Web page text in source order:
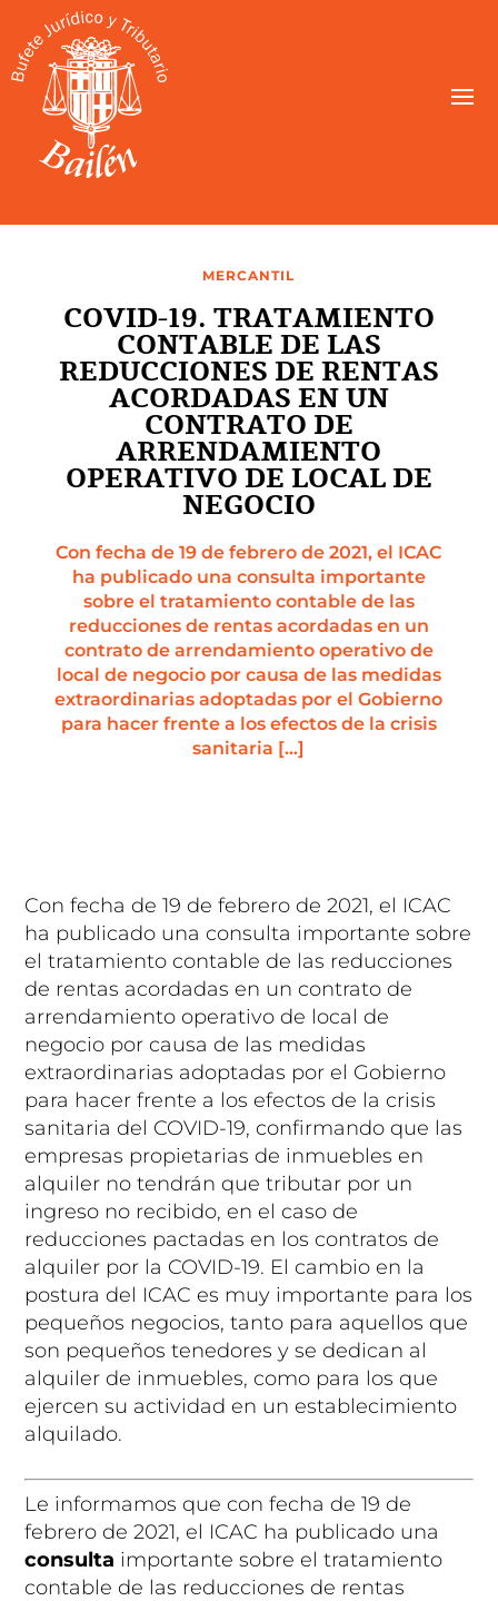
MERCANTIL
COVID-19. TRATAMIENTO
CONTABLE DE LAS
REDUCCIONES DE RENTAS
ACORDADAS EN UN
CONTRATO DE
ARRENDAMIENTO
OPERATIVO DE LOCAL DE
NEGOCIO
Con fecha de 19 de febrero de 2021, el ICAC
ha publicado una consulta importante
sobre el tratamiento contable de las
reducciones de rentas acordadas en un
contrato de arrendamiento operativo de
local de negocio por causa de las medidas
extraordinarias adoptadas por el Gobierno
para hacer frente a los efectos de la crisis
sanitaria […]
Con fecha de 19 de febrero de 2021, el ICAC
ha publicado una consulta importante sobre
el tratamiento contable de las reducciones
de rentas acordadas en un contrato de
arrendamiento operativo de local de
negocio por causa de las medidas
extraordinarias adoptadas por el Gobierno
para hacer frente a los efectos de la crisis
sanitaria del COVID-19, confirmando que las
empresas propietarias de inmuebles en
alquiler no tendrán que tributar por un
ingreso no recibido, en el caso de
reducciones pactadas en los contratos de
alquiler por la COVID-19. El cambio en la
postura del ICAC es muy importante para los
pequeños negocios, tanto para aquellos que
son pequeños tenedores y se dedican al
alquiler de inmuebles, como para los que
ejercen su actividad en un establecimiento
alquilado.
Le informamos que con fecha de 19 de
febrero de 2021, el ICAC ha publicado una
consulta importante sobre el tratamiento
contable de las reducciones de rentas